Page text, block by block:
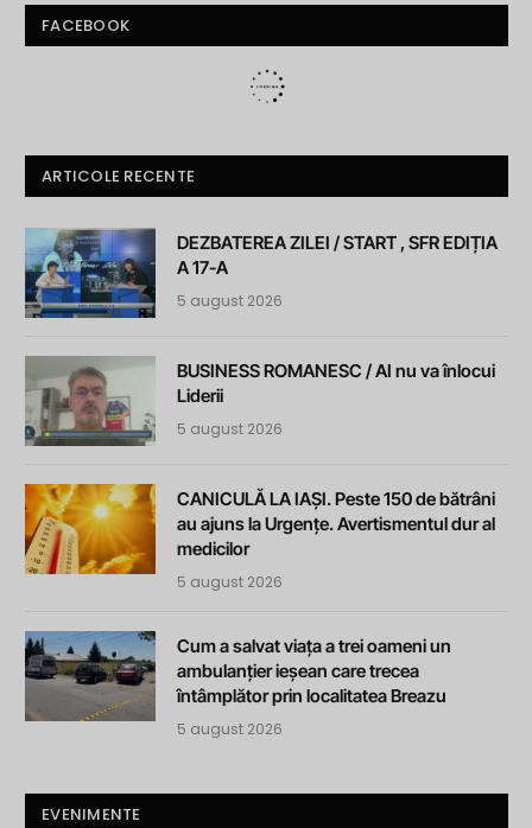
FACEBOOK
ARTICOLE RECENTE
DEZBATEREA ZILEI / START , SFR EDIȚIA
A 17-A
5 august 2026
BUSINESS ROMANESC / AI nu va înlocui
Liderii
5 august 2026
CANICULĂ LA IAȘI. Peste 150 de bătrâni
au ajuns la Urgențe. Avertismentul dur al
medicilor
5 august 2026
Cum a salvat viața a trei oameni un
ambulanțier ieșean care trecea
întâmplător prin localitatea Breazu
5 august 2026
EVENIMENTE